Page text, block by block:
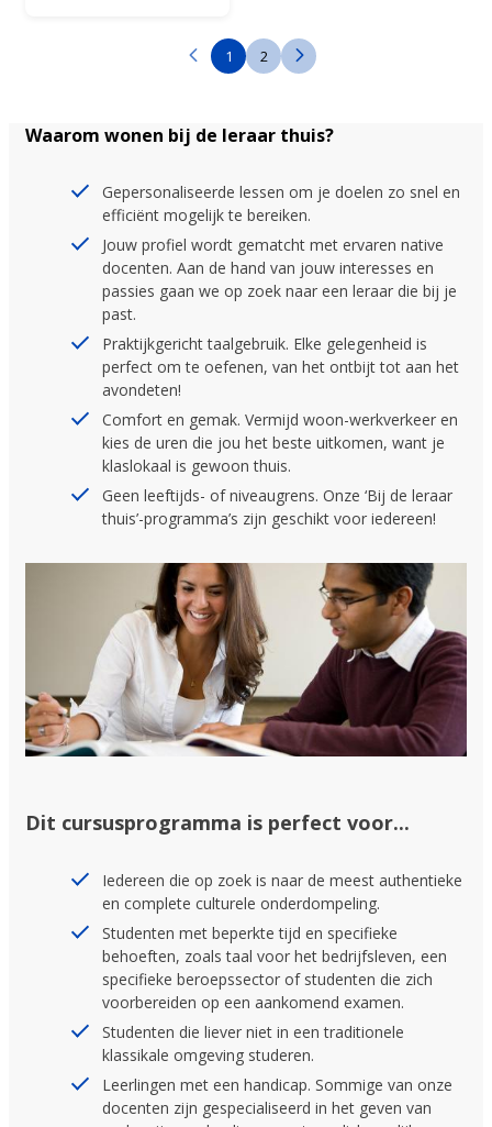
1 2
Waarom wonen bij de leraar thuis?
Gepersonaliseerde lessen om je doelen zo snel en
efficiënt mogelijk te bereiken.
Jouw profiel wordt gematcht met ervaren native
docenten. Aan de hand van jouw interesses en
passies gaan we op zoek naar een leraar die bij je
past.
Praktijkgericht taalgebruik. Elke gelegenheid is
perfect om te oefenen, van het ontbijt tot aan het
avondeten!
Comfort en gemak. Vermijd woon-werkverkeer en
kies de uren die jou het beste uitkomen, want je
klaslokaal is gewoon thuis.
Geen leeftijds- of niveaugrens. Onze ‘Bij de leraar
thuis’-programma’s zijn geschikt voor iedereen!
Dit cursusprogramma is perfect voor...
Iedereen die op zoek is naar de meest authentieke
en complete culturele onderdompeling.
Studenten met beperkte tijd en specifieke
behoeften, zoals taal voor het bedrijfsleven, een
specifieke beroepssector of studenten die zich
voorbereiden op een aankomend examen.
Studenten die liever niet in een traditionele
klassikale omgeving studeren.
Leerlingen met een handicap. Sommige van onze
docenten zijn gespecialiseerd in het geven van